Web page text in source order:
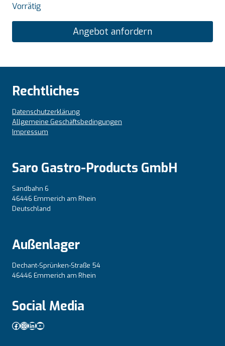
Vorrätig
Angebot anfordern
Rechtliches
Datenschutzerklärung
Allgemeine Geschäftsbedingungen
Impressum
Saro Gastro-Products GmbH
Sandbahn 6
46446 Emmerich am Rhein
Deutschland
Außenlager
Dechant-Sprünken-Straße 54
46446 Emmerich am Rhein
Social Media
Facebook
Instagram
LinkedIn
YouTube